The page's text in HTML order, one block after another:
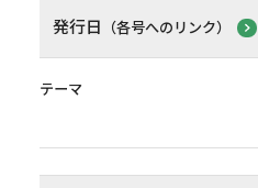
発行日 （各号へのリンク）
テーマ